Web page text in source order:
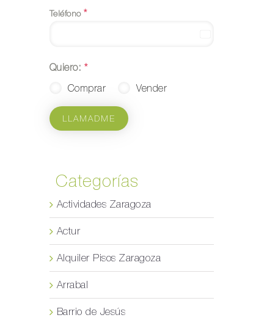
Teléfono*
Quiero: *
Comprar
Vender
LLAMADME
Categorías
Actividades Zaragoza
Actur
Alquiler Pisos Zaragoza
Arrabal
Barrio de Jesús